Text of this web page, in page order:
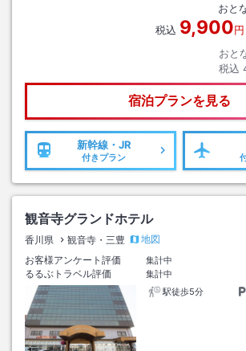
おと
税込 9,900円
おと
税込
宿泊プランを見る
新幹線・JR
付きプラン
観音寺グランドホテル
香川県 観音寺・三豊
地図
お客様アンケート評価
集計中
るるぶトラベル評価
集計中
駅徒歩5分